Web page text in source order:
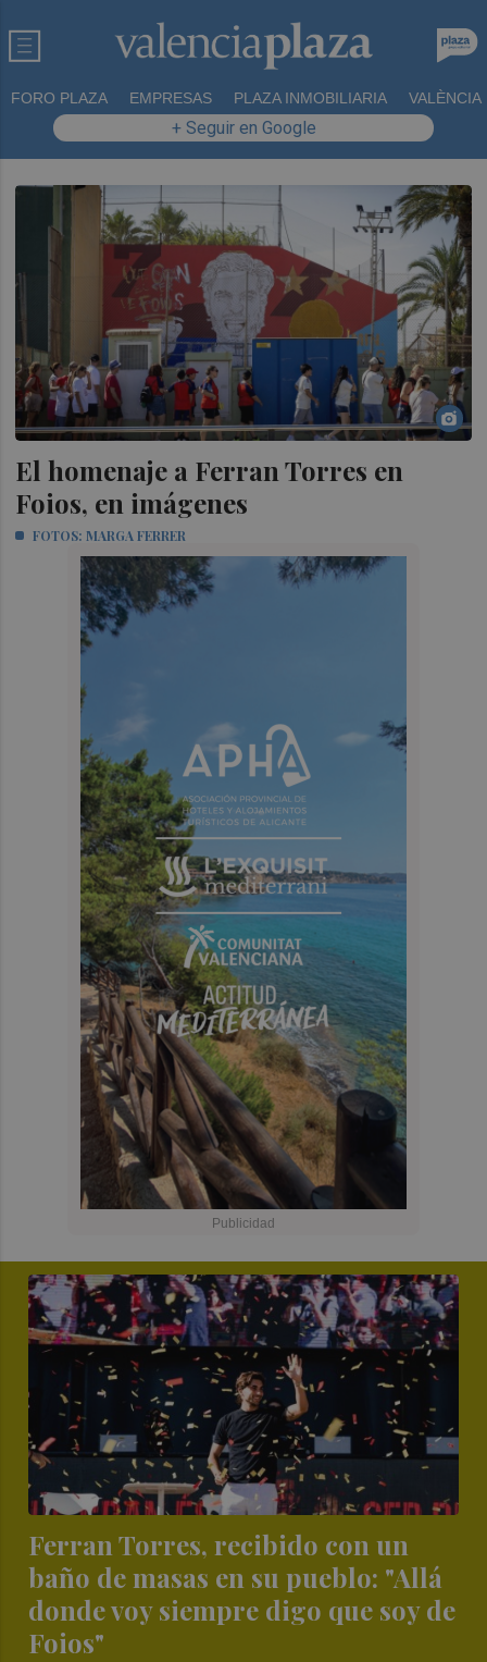
FORO PLAZA EMPRESAS PLAZA INMOBILIARIA VALÈNCIA
+ Seguir en Google
El homenaje a Ferran Torres en
Foios, en imágenes
FOTOS: MARGA FERRER
Ferran Torres, recibido con un
baño de masas en su pueblo: "Allá
donde voy siempre digo que soy de
Foios"